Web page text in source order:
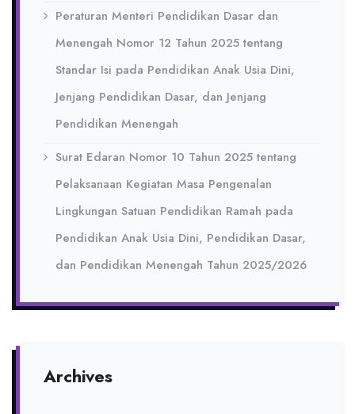
Peraturan Menteri Pendidikan Dasar dan
Menengah Nomor 12 Tahun 2025 tentang
Standar Isi pada Pendidikan Anak Usia Dini,
Jenjang Pendidikan Dasar, dan Jenjang
Pendidikan Menengah
Surat Edaran Nomor 10 Tahun 2025 tentang
Pelaksanaan Kegiatan Masa Pengenalan
Lingkungan Satuan Pendidikan Ramah pada
Pendidikan Anak Usia Dini, Pendidikan Dasar,
dan Pendidikan Menengah Tahun 2025/2026
Archives